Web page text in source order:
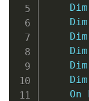
Dim
Dim
Dim
Dim
Dim
Dim
On